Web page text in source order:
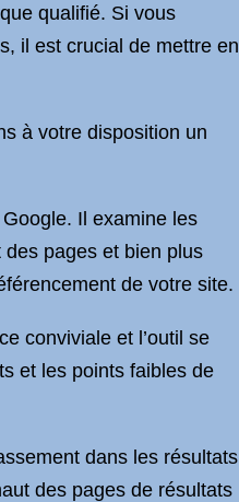
qualifié. Si vous
il est crucial de mettre en
à votre disposition un
Il examine les
pages et bien plus
de votre site.
conviviale et l’outil se
et les points faibles de
dans les résultats
des pages de résultats